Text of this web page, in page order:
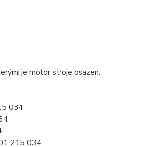
je motor stroje osazen.
034
215 034